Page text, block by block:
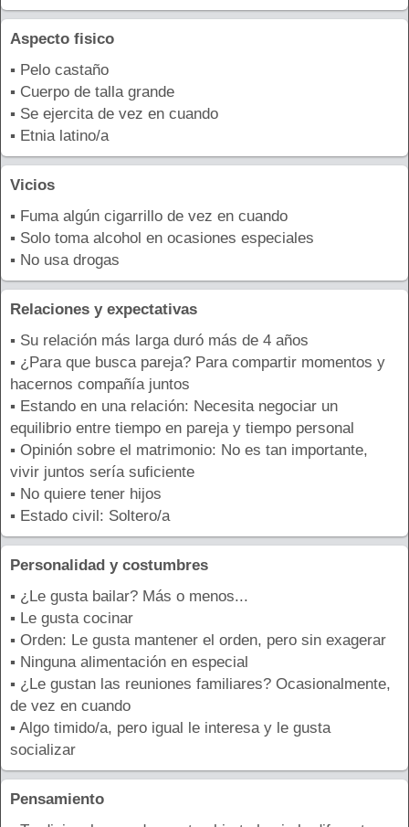
Aspecto fisico
▪ Pelo castaño
▪ Cuerpo de talla grande
▪ Se ejercita de vez en cuando
▪ Etnia latino/a
Vicios
▪ Fuma algún cigarrillo de vez en cuando
▪ Solo toma alcohol en ocasiones especiales
▪ No usa drogas
Relaciones y expectativas
▪ Su relación más larga duró más de 4 años
▪ ¿Para que busca pareja? Para compartir momentos y
hacernos compañía juntos
▪ Estando en una relación: Necesita negociar un
equilibrio entre tiempo en pareja y tiempo personal
▪ Opinión sobre el matrimonio: No es tan importante,
vivir juntos sería suficiente
▪ No quiere tener hijos
▪ Estado civil: Soltero/a
Personalidad y costumbres
▪ ¿Le gusta bailar? Más o menos...
▪ Le gusta cocinar
▪ Orden: Le gusta mantener el orden, pero sin exagerar
▪ Ninguna alimentación en especial
▪ ¿Le gustan las reuniones familiares? Ocasionalmente,
de vez en cuando
▪ Algo timido/a, pero igual le interesa y le gusta
socializar
Pensamiento